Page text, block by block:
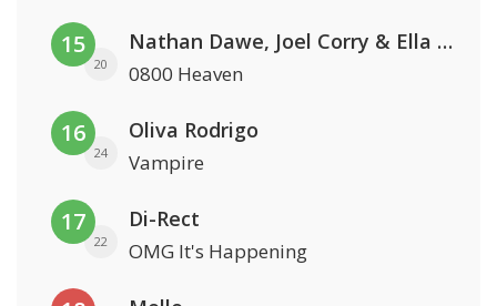
15
20
Nathan Dawe, Joel Corry & Ella Henderson
0800 Heaven
16
24
Oliva Rodrigo
Vampire
17
22
Di-Rect
OMG It's Happening